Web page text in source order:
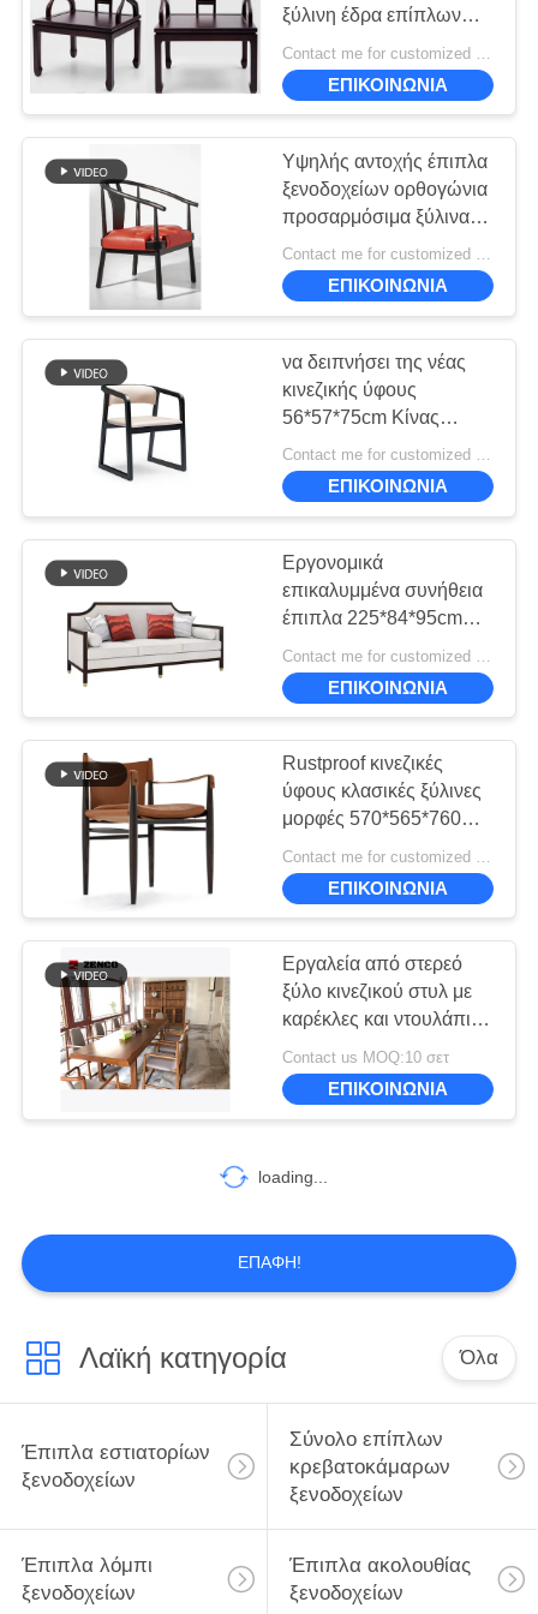
ΜΥΣΤΙΚΌΤΗΤΑΣ
Έπιπλα Executive
Lounge
9
Ευρωπαϊκά έπιπλα
ύφους
20
Σύγχρονα έπιπλα
ύφους
48
Έπιπλα κινέζικου
στυλ
21
Ελαφριά έπιπλα
31
Έπιπλα δωματίων
συνεδριάσεων
ξενοδοχείων
28
ξύλινη έδρα επίπλων
ύφους
Contact me for customized MOQ:10
ΕΠΙΚΟΙΝΩΝΙΑ
Υψηλής αντοχής έπιπλα
ξενοδοχείων ορθογώνια
προσαρμόσιμα ξύλινα
υλικά
Contact me for customized MOQ:10
ΕΠΙΚΟΙΝΩΝΙΑ
να δειπνήσει της νέας
κινεζικής ύφους
56*57*75cm Κίνας
επίπλων σύγχρονος
ODM εδρών
Contact me for customized MOQ:10
ΕΠΙΚΟΙΝΩΝΙΑ
Εργονομικά
επικαλυμμένα συνήθεια
έπιπλα 225*84*95cm
ύφους καναπέδων νέα
κινεζικά
ΕΠΙΚΟΙΝΩΝΙΑ
Rustproof κινεζικές
ύφους κλασικές ξύλινες
μορφές 570*565*760mm
πολυθρόνων εδρών
κλασικές
Contact me for customized MOQ:10
ΕΠΙΚΟΙΝΩΝΙΑ
Εργαλεία από στερεό
ξύλο κινεζικού στυλ με
καρέκλες και ντουλάπια
για το τραπέζι του
τσαγιού
Contact us MOQ:10 σετ
ΕΠΙΚΟΙΝΩΝΙΑ
loading...
ΕΠΑΦΉ!
Λαϊκή κατηγορία Όλα
Έπιπλα εστιατορίων
ξενοδοχείων
Σύνολο επίπλων
κρεβατοκάμαρων
ξενοδοχείων
Έπιπλα λόμπι
ξενοδοχείων
Έπιπλα ακολουθίας
ξενοδοχείων